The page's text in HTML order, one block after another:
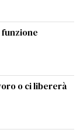
o ci libererà